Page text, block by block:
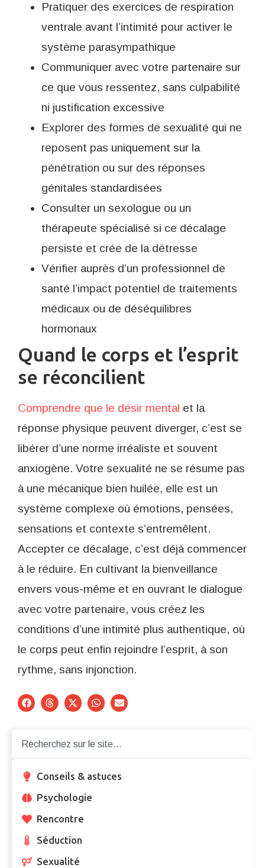
Pratiquer des exercices de respiration
ventrale avant l’intimité pour activer le
système parasympathique
Communiquer avec votre partenaire sur
ce que vous ressentez, sans culpabilité
ni justification excessive
Explorer des formes de sexualité qui ne
reposent pas uniquement sur la
pénétration ou sur des réponses
génitales standardisées
Consulter un sexologue ou un
thérapeute spécialisé si ce décalage
persiste et crée de la détresse
Vérifier auprès d’un professionnel de
santé l’impact potentiel de traitements
médicaux ou de déséquilibres
hormonaux
Quand le corps et l’esprit
se réconcilient
Comprendre que le désir mental et la
réponse physique peuvent diverger, c’est se
libérer d’une norme irréaliste et souvent
anxiogène. Votre sexualité ne se résume pas
à une mécanique bien huilée, elle est un
système complexe où émotions, pensées,
sensations et contexte s’entremêlent.
Accepter ce décalage, c’est déjà commencer
à le réduire. En cultivant la bienveillance
envers vous-même et en ouvrant le dialogue
avec votre partenaire, vous créez les
conditions d’une intimité plus authentique, où
le corps peut enfin rejoindre l’esprit, à son
rythme, sans injonction.
Conseils & astuces
Psychologie
Rencontre
Séduction
Sexualité